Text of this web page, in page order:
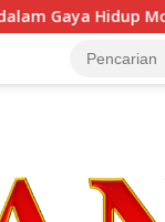
Modern